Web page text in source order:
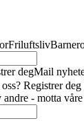
Friluftsliv
degMail
Registrer deg
- motta våre